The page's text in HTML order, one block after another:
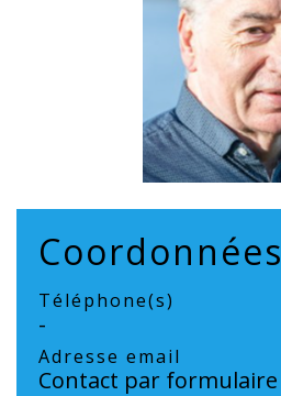
Coordonnées
Téléphone(s)
-
Adresse email
Contact par formulaire